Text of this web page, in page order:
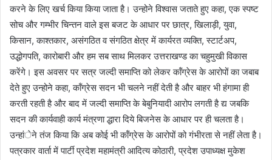
करने के लिए खर्च किया किया जाता है। उन्होने विश्वास जताते हुए कहा, एक स्पष्ट
सोच और गम्भीर चिन्तन वाले इस बजट के आधार पर छात्र, खिलाड़ी, युवा,
किसान, काश्तकार, असंगठित व संगठित क्षेत्र में कार्यरत व्यक्ति, स्टार्टअप,
उद्धोगपति, कारोबारी और हम सब साथ मिलकर उत्तराखण्ड का चहुमुखी विकास
करेंगे। इस अवसर पर सत्र जल्दी समाप्ति को लेकर कॉंग्रेस के आरोपों का जबाब
देते हुए उन्होने कहा, कॉंग्रेस सदन भी चलने नहीं देती है और बाहर भी हंगामा ही
करती रहती है और बाद में जल्दी समाप्ति के बेबुनियादी आरोप लगती है द्य जबकि
सदन की कार्यवाही कार्य मंत्रणा द्धारा दिये बिजनेस के आधार पर ही चलता है।
उन्हांेने तंज किया कि अब कोई भी कॉंग्रेस के आरोपों को गंभीरता से नहीं लेता है।
पत्रकार वार्ता में पार्टी प्रदेश महामंत्री आदित्य कोठारी, प्रदेश उपाध्यक्ष मुकेश